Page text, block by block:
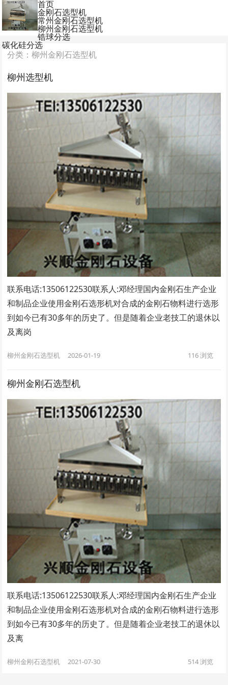
首页
金刚石选型机
常州金刚石选型机
柳州金刚石选型机
锆球分选
碳化硅分选
分类：柳州金刚石选型机
柳州选型机
联系电话:13506122530联系人:邓经理国内金刚石生产企业
和制品企业使用金刚石选形机对合成的金刚石物料进行选形
到如今已有30多年的历史了。但是随着企业老技工的退休以
及离岗
柳州金刚石选型机 2026-01-19 116浏览
柳州金刚石选型机
联系电话:13506122530联系人:邓经理​国内金刚石生产企业
和制品企业使用金刚石选形机对合成的金刚石物料进行选形
到如今已有30多年的历史了。但是随着企业老技工的退休以
及离
柳州金刚石选型机 2021-07-30 514浏览